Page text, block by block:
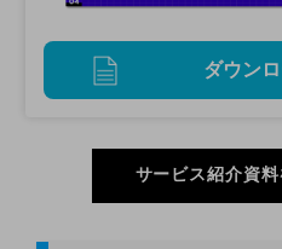
ダウン
サービス紹介資